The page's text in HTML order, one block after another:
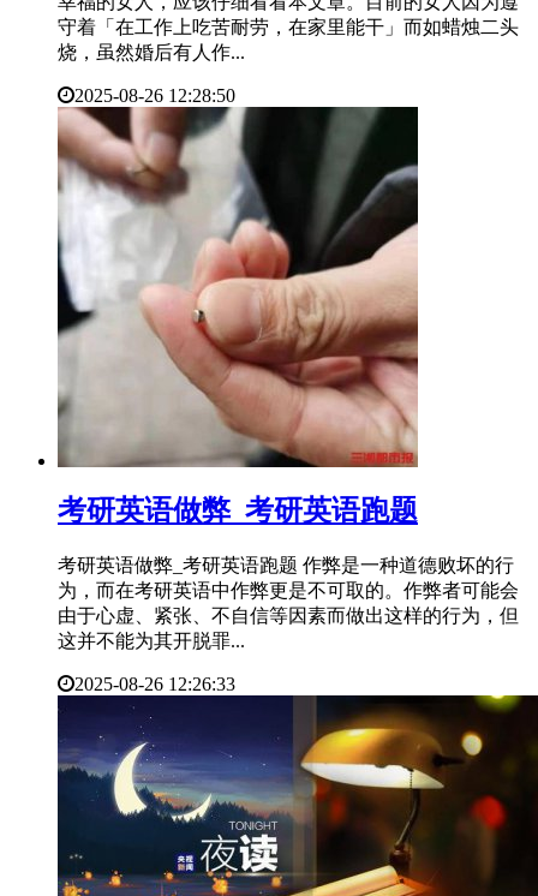
守着「在工作上吃苦耐劳，在家里能干」而如蜡烛二头
烧，虽然婚后有人作...
2025-08-26 12:28:50
​考研英语做弊_考研英语跑题
考研英语做弊_考研英语跑题 作弊是一种道德败坏的行
为，而在考研英语中作弊更是不可取的。作弊者可能会
由于心虚、紧张、不自信等因素而做出这样的行为，但
这并不能为其开脱罪...
2025-08-26 12:26:33